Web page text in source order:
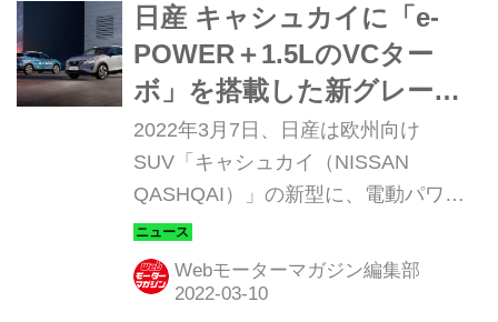
日産 キャシュカイに「e-
POWER＋1.5LのVCター
ボ」を搭載した新グレード
を欧州で発表。日本での展
開は・・・
2022年3月7日、日産は欧州向け
SUV「キャシュカイ（NISSAN
QASHQAI）」の新型に、電動パワー
トレーン「e-POWER」を搭載したモ
デルの追加ラインナップを発表した。
Webモーターマガジン編集部